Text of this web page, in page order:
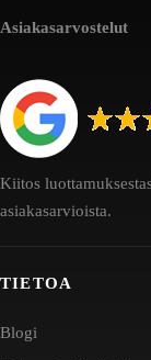
Asiakasarvostelut
Kiitos
asiakasarvioista.
TIETOA
Blogi